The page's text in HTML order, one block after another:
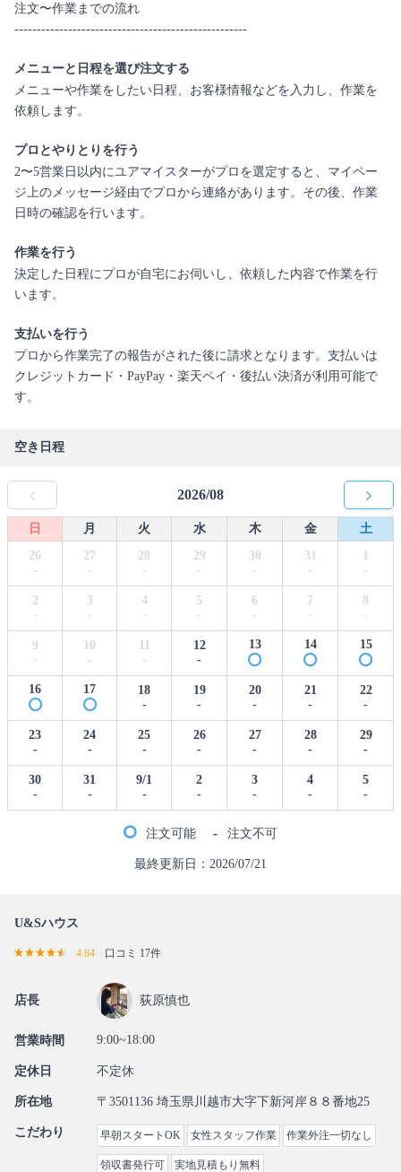
注文〜作業までの流れ
----------------------------------------------------
メニューと日程を選び注文する
メニューや作業をしたい日程、お客様情報などを入力し、作業を
依頼します。
プロとやりとりを行う
2〜5営業日以内にユアマイスターがプロを選定すると、マイペー
ジ上のメッセージ経由でプロから連絡があります。その後、作業
日時の確認を行います。
作業を行う
決定した日程にプロが自宅にお伺いし、依頼した内容で作業を行
います。
支払いを行う
プロから作業完了の報告がされた後に請求となります。支払いは
クレジットカード・PayPay・楽天ペイ・後払い決済が利用可能で
す。
空き日程
2026/08
日 月 火 水 木 金
土
26
-
27
-
28
-
29
-
30
-
31
-
1
-
2
-
3
-
4
-
5
-
6
-
7
-
8
-
9
-
10
-
11
-
12
-
13 14 15
16 17
18
-
19
-
20
-
21
-
22
-
23
-
24
-
25
-
26
-
27
-
28
-
29
-
30
-
31
-
9/1
-
2
-
3
-
4
-
5
-
注文可能 - 注文不可
最終更新日：2026/07/21
U&Sハウス
4.84 口コミ 17件
店長 荻原慎也
営業時間 9:00~18:00
定休日 不定休
所在地 〒3501136 埼玉県川越市大字下新河岸８８番地25
こだわり 早朝スタートOK 女性スタッフ作業 作業外注一切なし
領収書発行可 実地見積もり無料